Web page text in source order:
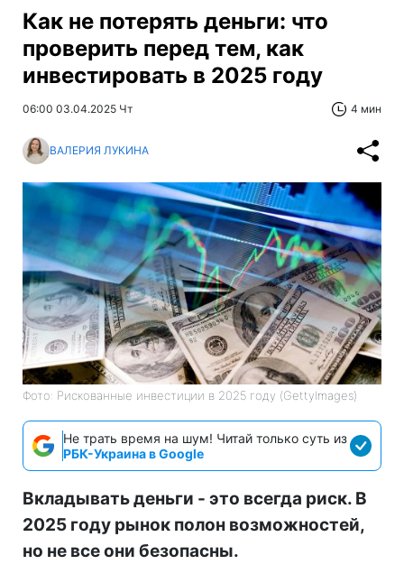
Как не потерять деньги: что
проверить перед тем, как
инвестировать в 2025 году
06:00 03.04.2025 Чт 4 мин
ВАЛЕРИЯ ЛУКИНА
Фото: Рискованные инвестиции в 2025 году (GettyImages)
Не трать время на шум! Читай только суть из
РБК-Украина в Google
Вкладывать деньги - это всегда риск. В
2025 году рынок полон возможностей,
но не все они безопасны.